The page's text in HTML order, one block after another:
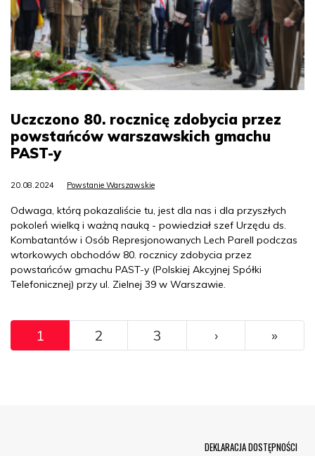
Uczczono 80. rocznicę zdobycia przez
powstańców warszawskich gmachu
PAST-y
20.08.2024 Powstanie Warszawskie
Odwaga, którą pokazaliście tu, jest dla nas i dla przyszłych
pokoleń wielką i ważną nauką - powiedział szef Urzędu ds.
Kombatantów i Osób Represjonowanych Lech Parell podczas
wtorkowych obchodów 80. rocznicy zdobycia przez
powstańców gmachu PAST-y (Polskiej Akcyjnej Spółki
Telefonicznej) przy ul. Zielnej 39 w Warszawie.
Pagination
1 2 3 ››› »
DEKLARACJA DOSTĘPNOŚCI